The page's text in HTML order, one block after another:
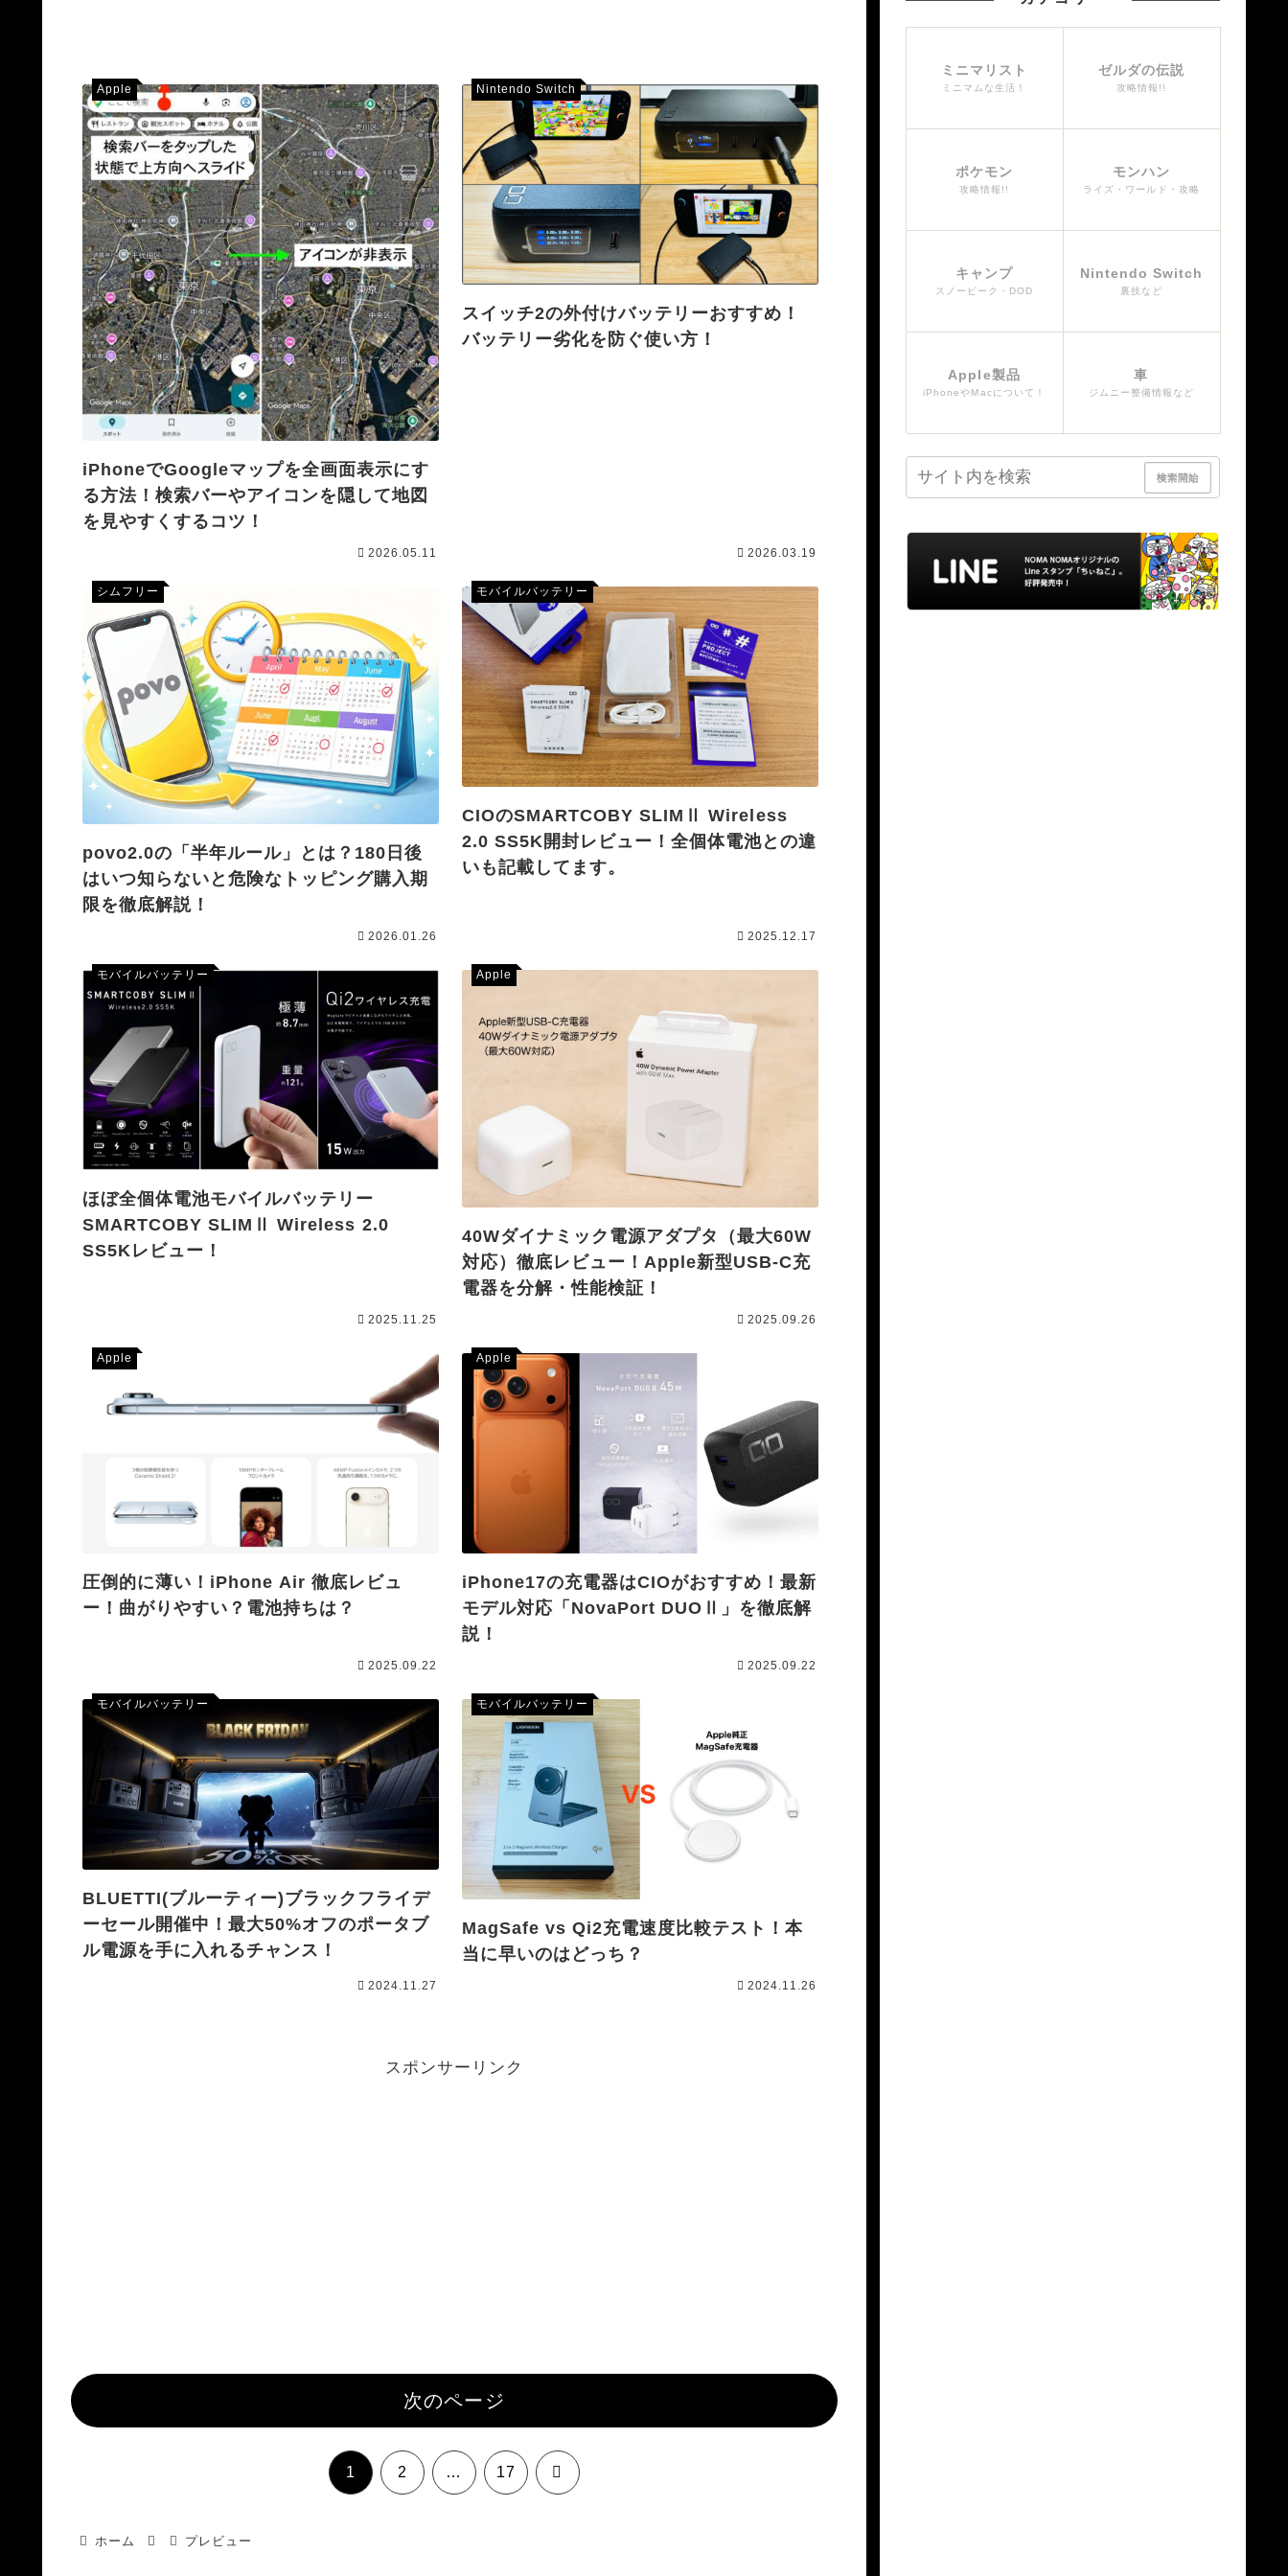
Apple
iPhoneでGoogleマップを全画面表示にす
る方法！検索バーやアイコンを隠して地図
を見やすくするコツ！
2026.05.11
Nintendo Switch
スイッチ2の外付けバッテリーおすすめ！
バッテリー劣化を防ぐ使い方！
2026.03.19
シムフリー
povo2.0の「半年ルール」とは？180日後
はいつ知らないと危険なトッピング購入期
限を徹底解説！
2026.01.26
モバイルバッテリー
CIOのSMARTCOBY SLIMⅡ Wireless
2.0 SS5K開封レビュー！全個体電池との違
いも記載してます。
2025.12.17
モバイルバッテリー
ほぼ全個体電池モバイルバッテリー
SMARTCOBY SLIMⅡ Wireless 2.0
SS5Kレビュー！
2025.11.25
Apple
40Wダイナミック電源アダプタ（最大60W
対応）徹底レビュー！Apple新型USB-C充
電器を分解・性能検証！
2025.09.26
Apple
圧倒的に薄い！iPhone Air 徹底レビュ
ー！曲がりやすい？電池持ちは？
2025.09.22
Apple
iPhone17の充電器はCIOがおすすめ！最新
モデル対応「NovaPort DUOⅡ」を徹底解
説！
2025.09.22
モバイルバッテリー
BLUETTI(ブルーティー)ブラックフライデ
ーセール開催中！最大50%オフのポータブ
ル電源を手に入れるチャンス！
2024.11.27
モバイルバッテリー
MagSafe vs Qi2充電速度比較テスト！本
当に早いのはどっち？
2024.11.26
スポンサーリンク
次のページ
1 2 … 17 次
ホーム プレビュー
ミニマリスト
ミニマムな生活！
ゼルダの伝説
攻略情報!!
ポケモン
攻略情報!!
モンハン
ライズ・ワールド・攻略
キャンプ
スノーピーク・DOD
Nintendo Switch
裏技など
Apple製品
iPhoneやMacについて！
車
ジムニー整備情報など